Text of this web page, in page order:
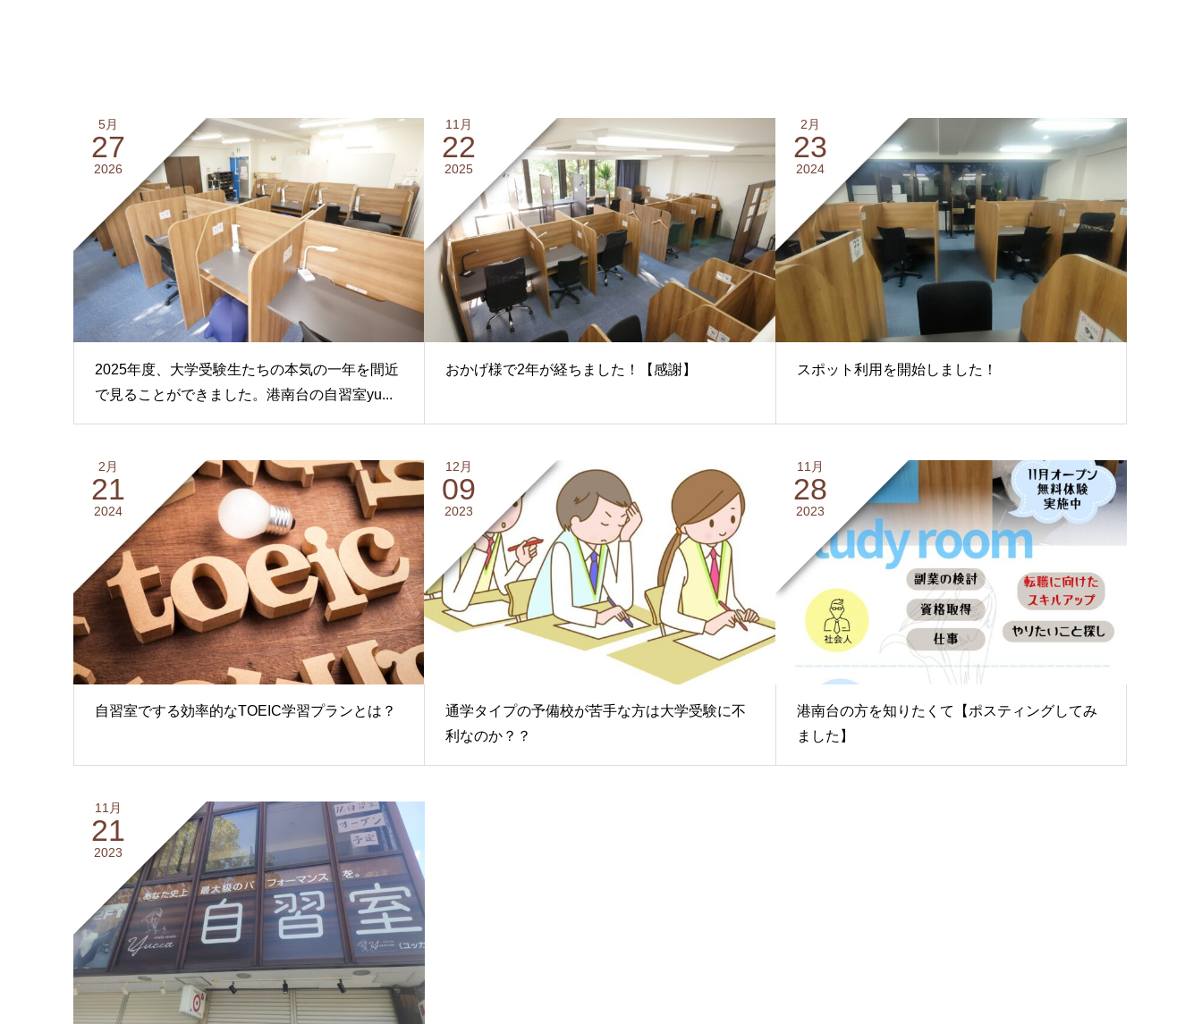
5月
27
2026
2025年度、大学受験生たちの本気の一年を間近
で見ることができました。港南台の自習室yu...
11月
22
2025
おかげ様で2年が経ちました！【感謝】
2月
23
2024
スポット利用を開始しました！
2月
21
2024
自習室でする効率的なTOEIC学習プランとは？
12月
09
2023
通学タイプの予備校が苦手な方は大学受験に不
利なのか？？
11月
28
2023
港南台の方を知りたくて【ポスティングしてみ
ました】
11月
21
2023